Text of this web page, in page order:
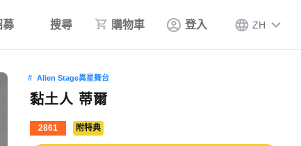
募 搜尋 購物車 登入 ZH
Alien Stage異星舞台
黏土人 蒂爾
2861 附特典